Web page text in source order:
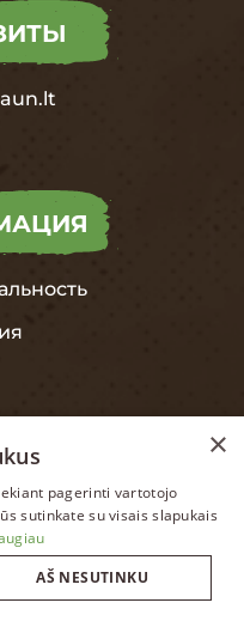
LITHUANIAN
×
pagerinti vartotojo
sutinkate su visais slapukais
AŠ NESUTINKU